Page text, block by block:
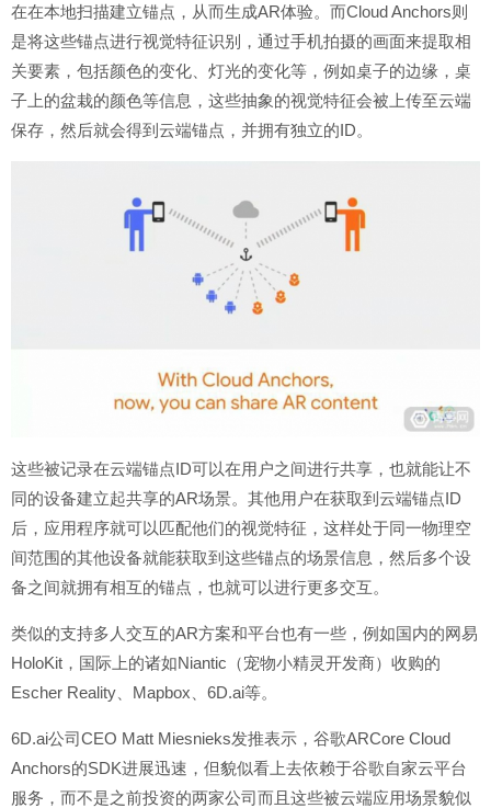
在在本地扫描建立锚点，从而生成AR体验。而Cloud Anchors则
是将这些锚点进行视觉特征识别，通过手机拍摄的画面来提取相
关要素，包括颜色的变化、灯光的变化等，例如桌子的边缘，桌
子上的盆栽的颜色等信息，这些抽象的视觉特征会被上传至云端
保存，然后就会得到云端锚点，并拥有独立的ID。
这些被记录在云端锚点ID可以在用户之间进行共享，也就能让不
同的设备建立起共享的AR场景。其他用户在获取到云端锚点ID
后，应用程序就可以匹配他们的视觉特征，这样处于同一物理空
间范围的其他设备就能获取到这些锚点的场景信息，然后多个设
备之间就拥有相互的锚点，也就可以进行更多交互。
类似的支持多人交互的AR方案和平台也有一些，例如国内的网易
HoloKit，国际上的诸如Niantic（宠物小精灵开发商）收购的
Escher Reality、Mapbox、6D.ai等。
6D.ai公司CEO Matt Miesnieks发推表示，谷歌ARCore Cloud
Anchors的SDK进展迅速，但貌似看上去依赖于谷歌自家云平台
服务，而不是之前投资的两家公司而且这些被云端应用场景貌似